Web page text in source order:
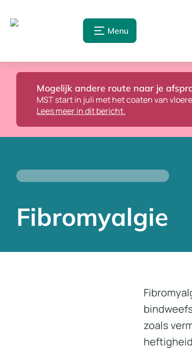
Menu
Mogelijk andere route naar je
MST start in juli met het coaten van
Lees meer in dit bericht.
Fibromyalgie
zoals